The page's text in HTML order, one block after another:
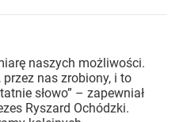
naszych możliwości.
nas zrobiony, i to
słowo” – zapewniał
Ryszard Ochódzki.